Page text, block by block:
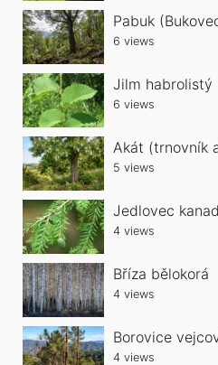
Pabuk
6 views
Jilm habrolistý
6 views
Akát (trnovník
5 views
Jedlovec
4 views
Bříza bělokorá
4 views
Borovice
4 views